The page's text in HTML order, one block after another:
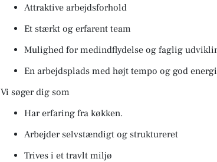
Attraktive arbejdsforhold
Et stærkt og erfarent team
Mulighed for medindflydelse og faglig
En arbejdsplads med højt tempo og god energi
Vi søger dig som
Har erfaring fra køkken.
Arbejder selvstændigt og struktureret
Trives i et travlt miljø